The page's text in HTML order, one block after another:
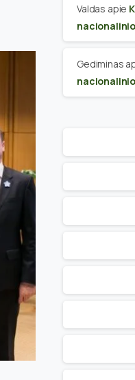
Valdas apie
Gediminas